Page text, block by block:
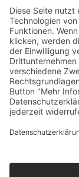
DOWNLOADS
IMPRESSUM
AZUBI LOGIN
DATENSCHUTZ
© 2026 BSW